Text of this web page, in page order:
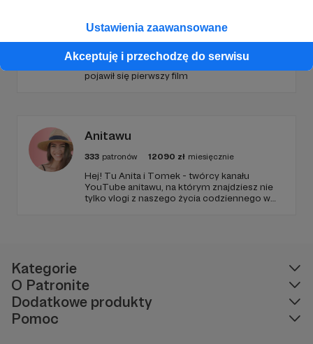
Ustawienia zaawansowane
Akceptuję i przechodzę do serwisu
423 patronów 15420 zł miesięcznie
Projekt BezPlanu powstał 11 lutego 2017
roku, kiedy to na kanale o tej samej nazwie
pojawił się pierwszy film
Anitawu
333 patronów 12090 zł miesięcznie
Hej! Tu Anita i Tomek - twórcy kanału
YouTube anitawu, na którym znajdziesz nie
tylko vlogi z naszego życia codziennego w
Kategorie
O Patronite
Dodatkowe produkty
Pomoc